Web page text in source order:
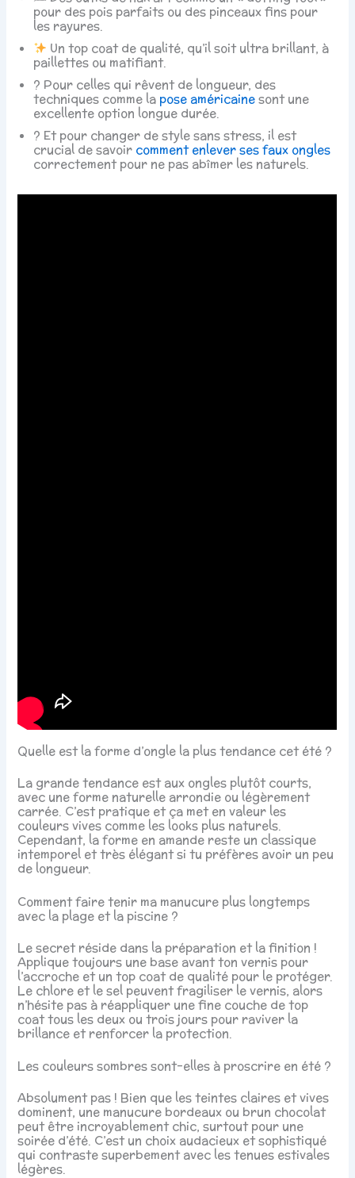
pour des pois parfaits ou des pinceaux fins pour
les rayures.
Un top coat de qualité, qu’il soit ultra brillant, à
paillettes ou matifiant.
? Pour celles qui rêvent de longueur, des
techniques comme la pose américainesont une
excellente option longue durée.
? Et pour changer de style sans stress, il est
crucial de savoir comment enlever ses faux ongles
correctement pour ne pas abîmer les naturels.
Quelle est la forme d’ongle la plus tendance cet été ?
La grande tendance est aux ongles plutôt courts,
avec une forme naturelle arrondie ou légèrement
carrée. C’est pratique et ça met en valeur les
couleurs vives comme les looks plus naturels.
Cependant, la forme en amande reste un classique
intemporel et très élégant si tu préfères avoir un peu
de longueur.
Comment faire tenir ma manucure plus longtemps
avec la plage et la piscine ?
Le secret réside dans la préparation et la finition !
Applique toujours une base avant ton vernis pour
l’accroche et un top coat de qualité pour le protéger.
Le chlore et le sel peuvent fragiliser le vernis, alors
n’hésite pas à réappliquer une fine couche de top
coat tous les deux ou trois jours pour raviver la
brillance et renforcer la protection.
Les couleurs sombres sont-elles à proscrire en été ?
Absolument pas ! Bien que les teintes claires et vives
dominent, une manucure bordeaux ou brun chocolat
peut être incroyablement chic, surtout pour une
soirée d’été. C’est un choix audacieux et sophistiqué
qui contraste superbement avec les tenues estivales
légères.